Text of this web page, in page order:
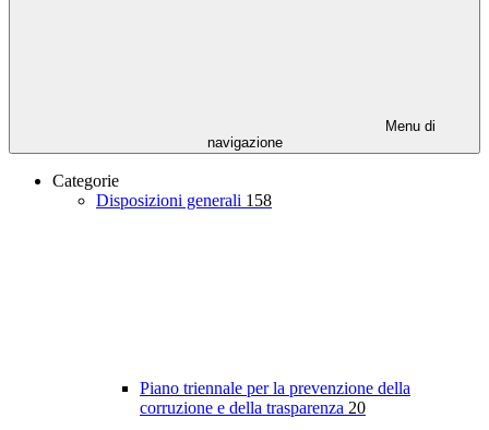
Menu di
navigazione
Categorie
Disposizioni generali 158
Piano triennale per la prevenzione della
corruzione e della trasparenza 20